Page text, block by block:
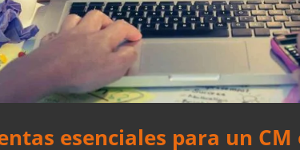
esenciales para un